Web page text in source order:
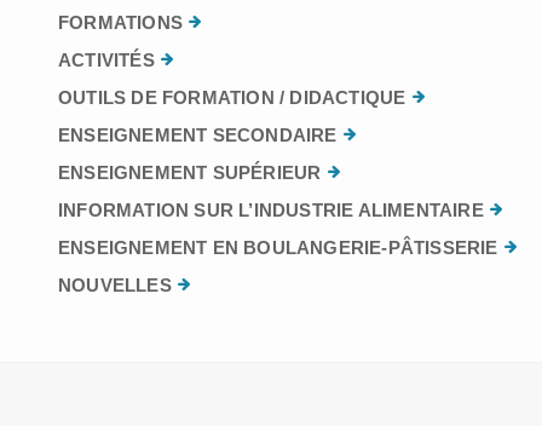
FORMATIONS
ACTIVITÉS
OUTILS DE FORMATION / DIDACTIQUE
ENSEIGNEMENT SECONDAIRE
ENSEIGNEMENT SUPÉRIEUR
INFORMATION SUR L’INDUSTRIE ALIMENTAIRE
ENSEIGNEMENT EN BOULANGERIE-PÂTISSERIE
NOUVELLES